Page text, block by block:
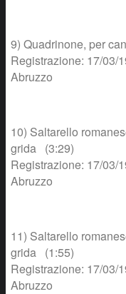
9) Quadrinone, per
Registrazione: 17/03/
Abruzzo
10) Saltarello
grida (3:29)
Registrazione: 17/03/
Abruzzo
11) Saltarello
grida (1:55)
Registrazione: 17/03/
Abruzzo